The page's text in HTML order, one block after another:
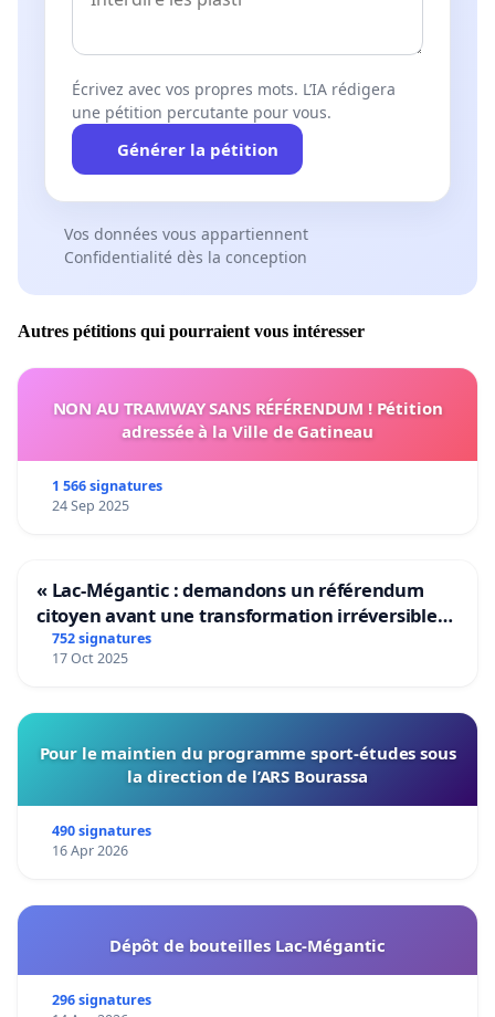
Écrivez avec vos propres mots. L’IA rédigera
une pétition percutante pour vous.
Générer la pétition
Vos données vous appartiennent
Confidentialité dès la conception
Autres pétitions qui pourraient vous intéresser
NON AU TRAMWAY SANS RÉFÉRENDUM ! Pétition
adressée à la Ville de Gatineau
1 566 signatures
24 Sep 2025
« Lac-Mégantic : demandons un référendum
citoyen avant une transformation irréversible
de notre territoire »
752 signatures
17 Oct 2025
Pour le maintien du programme sport-études sous
la direction de l’ARS Bourassa
490 signatures
16 Apr 2026
Dépôt de bouteilles Lac-Mégantic
296 signatures